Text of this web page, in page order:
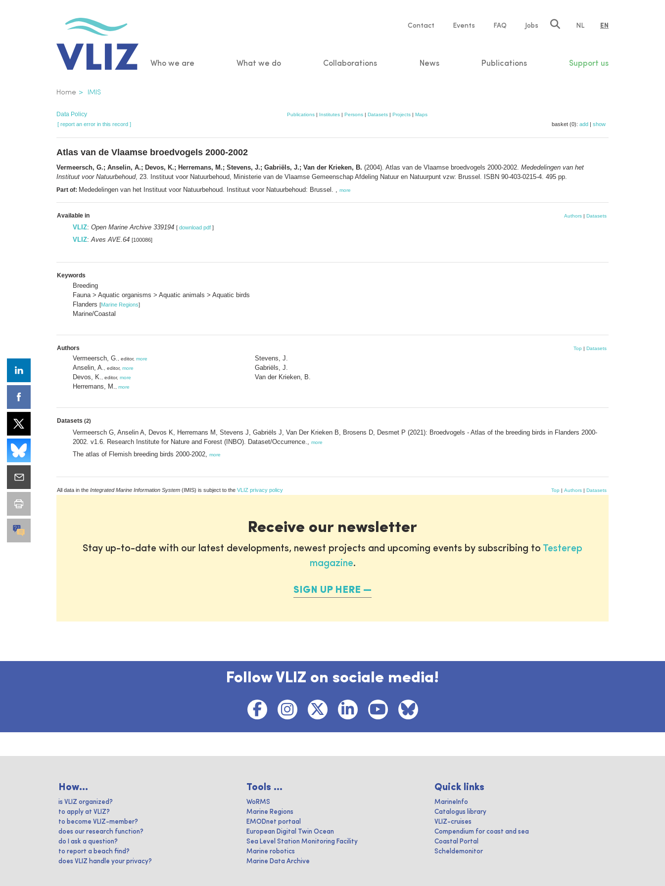
Service
Contact Events FAQ Jobs NL EN
Main
Who we are What we do Collaborations News Publications Support us
Breadcrumb
Home IMIS
Data Policy Publications | Institutes | Persons | Datasets | Projects | Maps
[ report an error in this record ] basket (0): add | show
Atlas van de Vlaamse broedvogels 2000-2002
Vermeersch, G.; Anselin, A.; Devos, K.; Herremans, M.; Stevens, J.; Gabriëls, J.; Van der Krieken, B. (2004). Atlas van de Vlaamse broedvogels 2000-2002. Mededelingen van het
Instituut voor Natuurbehoud, 23. Instituut voor Natuurbehoud, Ministerie van de Vlaamse Gemeenschap Afdeling Natuur en Natuurpunt vzw: Brussel. ISBN 90-403-0215-4. 495 pp.
Part of: Mededelingen van het Instituut voor Natuurbehoud. Instituut voor Natuurbehoud: Brussel. , more
Available in Authors | Datasets
VLIZ: Open Marine Archive 339194 [ download pdf ]
VLIZ: Aves AVE.64 [100086]
Keywords
Breeding
Fauna > Aquatic organisms > Aquatic animals > Aquatic birds
Flanders [Marine Regions]
Marine/Coastal
Authors Top | Datasets
Vermeersch, G. , editor, more
Anselin, A. , editor, more
Devos, K. , editor, more
Herremans, M. more
Stevens, J.
Gabriëls, J.
Van der Krieken, B.
Datasets (2)
Vermeersch G, Anselin A, Devos K, Herremans M, Stevens J, Gabriëls J, Van Der Krieken B, Brosens D, Desmet P (2021): Broedvogels - Atlas of the breeding birds in Flanders 2000-
2002. v1.6. Research Institute for Nature and Forest (INBO). Dataset/Occurrence.,
more
The atlas of Flemish breeding birds 2000-2002, more
All data in the Integrated Marine Information System (IMIS) is subject to the VLIZ privacy policy Top | Authors | Datasets
Receive our newsletter
Stay up-to-date with our latest developments, newest projects and upcoming events by subscribing to Testerep
magazine.
SIGN UP HERE
Follow VLIZ on sociale media!
How...
is VLIZ organized?
to apply at VLIZ?
to become VLIZ-member?
does our research function?
do I ask a question?
to report a beach find?
does VLIZ handle your privacy?
Tools ...
WoRMS
Marine Regions
EMODnet portaal
European Digital Twin Ocean
Sea Level Station Monitoring Facility
Marine robotics
Marine Data Archive
Quick links
MarineInfo
Catalogus library
VLIZ-cruises
Compendium for coast and sea
Coastal Portal
Scheldemonitor